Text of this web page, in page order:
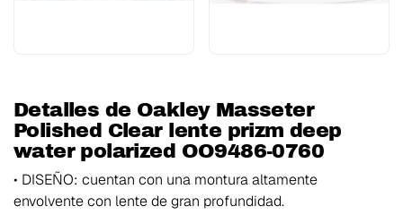
Detalles de Oakley Masseter
Polished Clear lente prizm deep
water polarized OO9486-0760
• DISEÑO: cuentan con una montura altamente
envolvente con lente de gran profundidad.